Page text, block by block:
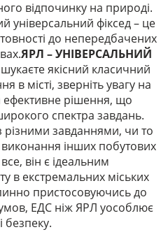
відпочинку на природі.
універсальний фіксед – це
до непередбачених
ЯРЛ – УНІВЕРСАЛЬНИЙ
якісний класичний
в місті, зверніть увагу на
рішення, що
спектра завдань.
різними завданнями, чи то
виконання інших побутових
він є ідеальним
в екстремальних міських
пристосовуючись до
ЕДС ніж ЯРЛ уособлює
безпеку.